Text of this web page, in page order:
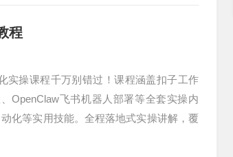
程
实操课程千万别错过！课程涵盖扣子工作
OpenClaw飞书机器人部署等全套实操内
化等实用技能。全程落地式实操讲解，覆